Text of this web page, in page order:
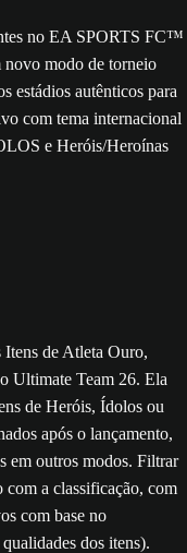
no EA SPORTS FC™
novo modo de torneio
estádios autênticos para
com tema internacional
e Heróis/Heroínas
Itens de Atleta Ouro,
Ultimate Team 26. Ela
de Heróis, Ídolos ou
após o lançamento,
em outros modos. Filtrar
com a classificação, com
com base no
dos itens).